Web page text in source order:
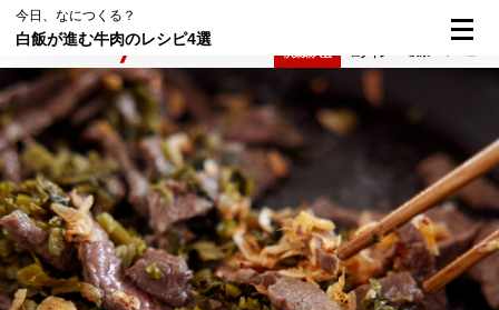
今日、なにつくる？
白飯が進む牛肉のレシピ4選